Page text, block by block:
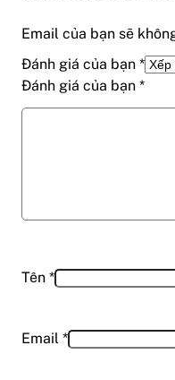
Email của bạn sẽ
Đánh giá của bạn *
Đánh giá của bạn *
Tên *
Email *